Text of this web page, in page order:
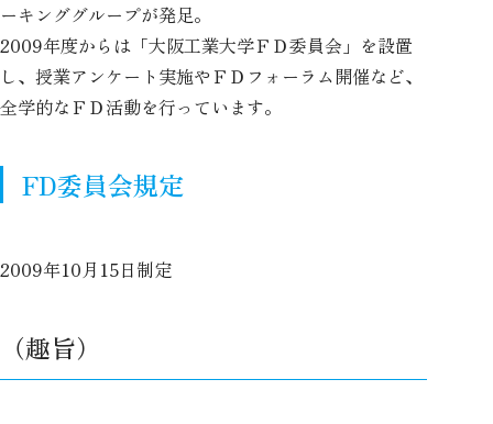
ーキンググループが発足。
2009年度からは「大阪工業大学ＦＤ委員会」を設置
し、授業アンケート実施やＦＤフォーラム開催など、
全学的なＦＤ活動を行っています。
FD委員会規定
2009年10月15日制定
（趣旨）